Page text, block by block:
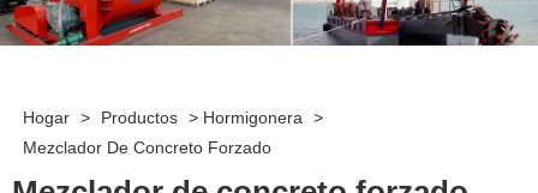
Hogar > Productos > Hormigonera
>
Mezclador De Concreto Forzado